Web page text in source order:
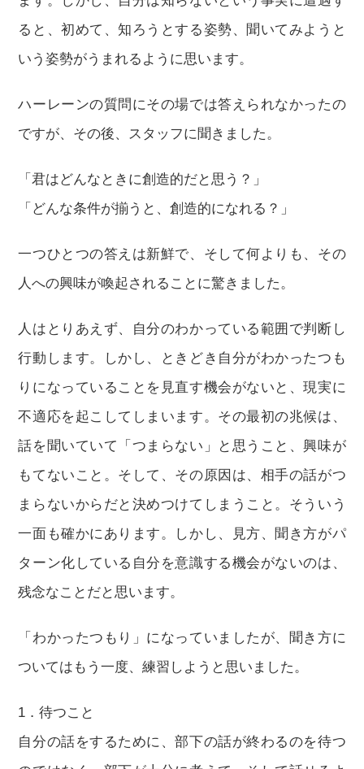
ると、初めて、知ろうとする姿勢、聞いてみようと
いう姿勢がうまれるように思います。
ハーレーンの質問にその場では答えられなかったの
ですが、その後、スタッフに聞きました。
「君はどんなときに創造的だと思う？」
「どんな条件が揃うと、創造的になれる？」
一つひとつの答えは新鮮で、そして何よりも、その
人への興味が喚起されることに驚きました。
人はとりあえず、自分のわかっている範囲で判断し
行動します。しかし、ときどき自分がわかったつも
りになっていることを見直す機会がないと、現実に
不適応を起こしてしまいます。その最初の兆候は、
話を聞いていて「つまらない」と思うこと、興味が
もてないこと。そして、その原因は、相手の話がつ
まらないからだと決めつけてしまうこと。そういう
一面も確かにあります。しかし、見方、聞き方がパ
ターン化している自分を意識する機会がないのは、
残念なことだと思います。
「わかったつもり」になっていましたが、聞き方に
ついてはもう一度、練習しようと思いました。
1．待つこと
自分の話をするために、部下の話が終わるのを待つ